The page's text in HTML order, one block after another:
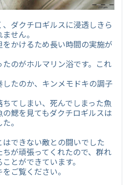
ダクチロギルスに浸透しきら
せん。
かけるため長い時間の実施が
のがホルマリン浴です。これ
たのか、キンメモドキの調子
てしまい、死んでしまった魚
鰓を見てもダクチロギルスは
。
できない敵との闘いでした
が頑張ってくれたので、群れ
とができています。
ご覧ください。